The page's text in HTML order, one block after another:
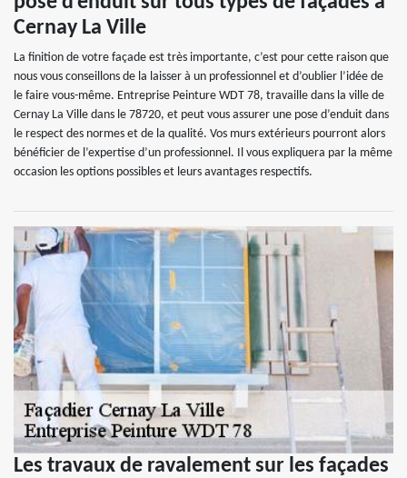
Cernay La Ville
La finition de votre façade est très importante, c’est pour cette raison que
nous vous conseillons de la laisser à un professionnel et d’oublier l’idée de
le faire vous-même. Entreprise Peinture WDT 78, travaille dans la ville de
Cernay La Ville dans le 78720, et peut vous assurer une pose d’enduit dans
le respect des normes et de la qualité. Vos murs extérieurs pourront alors
bénéficier de l’expertise d’un professionnel. Il vous expliquera par la même
occasion les options possibles et leurs avantages respectifs.
Les travaux de ravalement sur les façades